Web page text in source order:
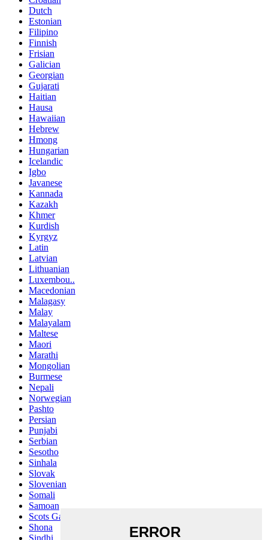
Dutch
Estonian
Filipino
Finnish
Frisian
Galician
Georgian
Gujarati
Haitian
Hausa
Hawaiian
Hebrew
Hmong
Hungarian
Icelandic
Igbo
Javanese
Kannada
Kazakh
Khmer
Kurdish
Kyrgyz
Latin
Latvian
Lithuanian
Luxembou..
Macedonian
Malagasy
Malay
Malayalam
Maltese
Maori
Marathi
Mongolian
Burmese
Nepali
Norwegian
Pashto
Persian
Punjabi
Serbian
Sesotho
Sinhala
Slovak
Slovenian
Somali
Samoan
Scots Gaelic
Shona
Sindhi